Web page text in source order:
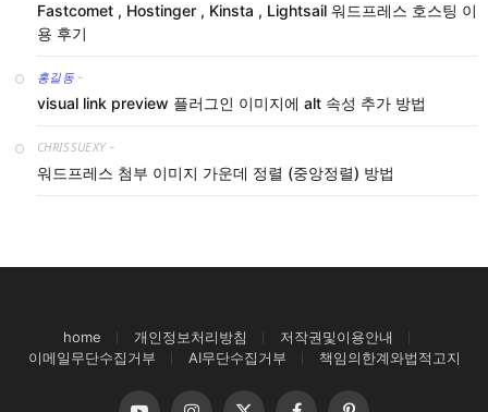
Fastcomet , Hostinger , Kinsta , Lightsail 워드프레스 호스팅 이
용 후기
홍길동 -
visual link preview 플러그인 이미지에 alt 속성 추가 방법
CHRISSUEXY -
워드프레스 첨부 이미지 가운데 정렬 (중앙정렬) 방법
home 개인정보처리방침
저작권및이용안내
이메일무단수집거부
AI무단수집거부 책임의한계와법적고지